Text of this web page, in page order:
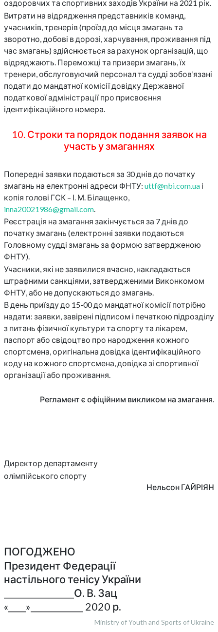
оздоровчих та спортивних заходів України на 2021 рік.
Витрати на відрядження представників команд,
учасників, тренерів (проїзд до місця змагань та
зворотно, добові в дорозі, харчування, проживання під
час змагань) здійснюється за рахунок організацій, що
відряджають. Переможці та призери змагань, їх
тренери, обслуговуючий персонал та судді зобов’язані
подати до мандатної комісії довідку Державної
податкової адміністрації про присвоєння
ідентифікаційного номера.
10. Строки та порядок подання заявок на
участь у змаганнях
Попередні заявки подаються за 30 днів до початку
змагань на електронні адреси ФНТУ: uttf@nbi.com.ua і
копія голові ГСК – І. М. Білащенко,
inna20021986@gmail.com
Реєстрація на змагання закінчується за 7 днів до
початку змагань (електронні заявки подаються
Головному судді змагань за формою затвердженою
ФНТУ).
Учасники, які не заявилися вчасно, накладаються
штрафними санкціями, затвердженими Виконкомом
ФНТУ, або не допускаються до змагань.
В день приїзду до 15-00 до мандатної комісії потрібно
надати: заявки, завірені підписом і печаткою підрозділу
з питань фізичної культури та спорту та лікарем,
паспорт або свідоцтво про народження кожного
спортсмена, оригінальна довідка ідентифікаційного
коду на кожного спортсмена, довідка зі спортивної
організації або проживання.
Регламент є офіційним викликом на змагання.
Директор департаменту
олімпійського спорту
Нельсон ГАЙРІЯН
ПОГОДЖЕНО
Президент Федерації
настільного тенісу України
________________О. В. Зац
«____»____________ 2020 р.
Ministry of Youth and Sports of Ukraine